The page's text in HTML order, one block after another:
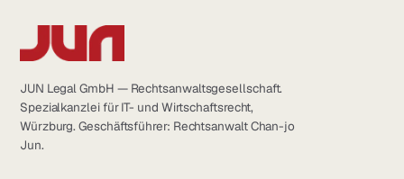
JUN Legal GmbH — Rechtsanwaltsgesellschaft.
Spezialkanzlei für IT- und Wirtschaftsrecht,
Würzburg. Geschäftsführer: Rechtsanwalt Chan-jo
Jun.